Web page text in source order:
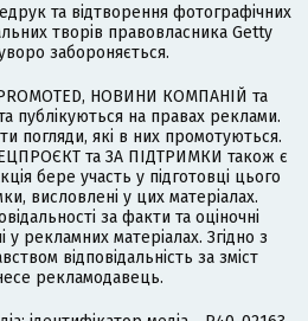
та відтворення фотографічних
творів правовласника Getty
забороняється.
НОВИНИ КОМПАНІЙ та
публікуються на правах реклами.
погляди, які в них промотуються.
та ЗА ПІДТРИМКИ також є
бере участь у підготовці цього
висловлені у цих матеріалах.
за факти та оціночні
рекламних матеріалах. Згідно з
відповідальність за зміст
рекламодавець.